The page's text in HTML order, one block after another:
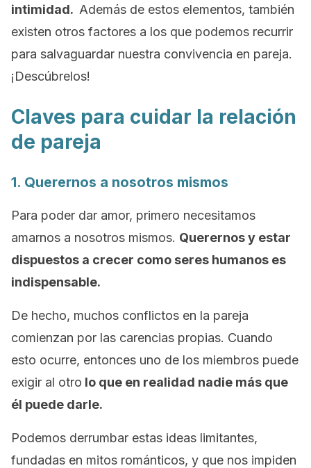
intimidad. Además de estos elementos, también
existen otros factores a los que podemos recurrir
para salvaguardar nuestra convivencia en pareja.
¡Descúbrelos!
Claves para cuidar la relación
de pareja
1. Querernos a nosotros mismos
Para poder dar amor, primero necesitamos
amarnos a nosotros mismos. Querernos y estar
dispuestos a crecer como seres humanos es
indispensable.
De hecho, muchos conflictos en la pareja
comienzan por las carencias propias. Cuando
esto ocurre, entonces uno de los miembros puede
exigir al otro lo que en realidad nadie más que
él puede darle.
Podemos derrumbar estas ideas limitantes,
fundadas en mitos románticos, y que nos impiden